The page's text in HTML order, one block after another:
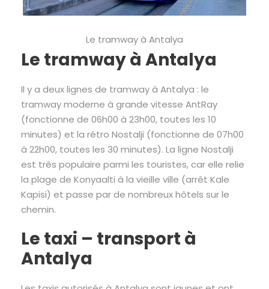
Le tramway à Antalya
Le tramway à Antalya
Il y a deux lignes de tramway à Antalya : le
tramway moderne à grande vitesse AntRay
(fonctionne de 06h00 à 23h00, toutes les 10
minutes) et la rétro Nostalji (fonctionne de 07h00
à 22h00, toutes les 30 minutes). La ligne Nostalji
est très populaire parmi les touristes, car elle relie
la plage de Konyaalti à la vieille ville (arrêt Kale
Kapisi) et passe par de nombreux hôtels sur le
chemin.
Le taxi – transport à
Antalya